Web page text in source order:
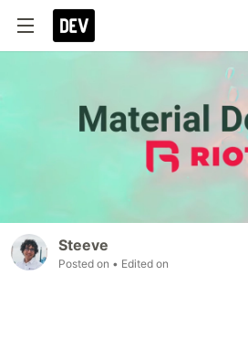
Steeve
Posted on • Edited on